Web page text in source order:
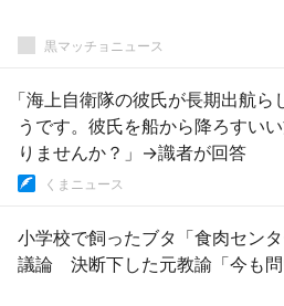
黒マッチョニュース
「海上自衛隊の彼氏が長期出航ら
うです。彼氏を船から降ろすい
りませんか？」→識者が回答
くまニュース
小学校で飼ったブタ「食肉セン
議論 決断下した元教諭「今も問